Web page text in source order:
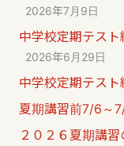
2026年7月9日
中学校定期テス
2026年6月29日
中学校定期テス
夏期講習前7/6～
２０２６夏期講